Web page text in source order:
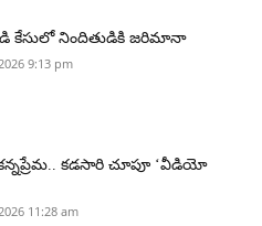
కేసులో నిందితుడికి జరిమానా
9:13 pm
కడసారి చూపూ ‘వీడియో
11:28 am